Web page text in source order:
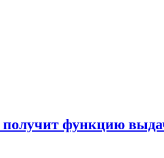
получит функцию